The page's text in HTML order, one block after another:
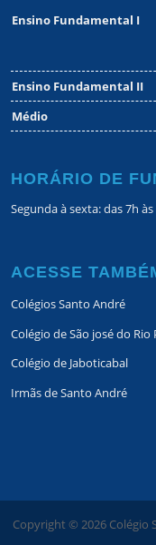
Ensino Fundamental I
Ensino Fundamental II
Médio
HORÁRIO DE
Segunda à sexta: das 7h às
ACESSE
Colégios Santo André
Colégio de São josé do Rio
Colégio de Jaboticabal
Irmãs de Santo André
Copyright © 2026Colégio